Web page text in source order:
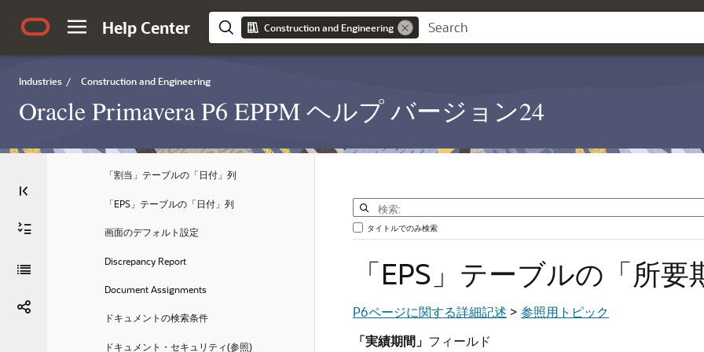
Help Center Construction and Engineering
Industries / Construction and Engineering
Oracle Primavera P6 EPPM ヘルプ バージョン24
「アクティビティ」テーブルの「コスト」
列
「割当」テーブルの「コスト」列
Critical Path Report
Cross Project Relationships
「アクティビティ」テーブルの「日付」列
「割当」テーブルの「日付」列
「EPS」テーブルの「日付」列
画面のデフォルト設定
Discrepancy Report
Document Assignments
ドキュメントの検索条件
ドキュメント・セキュリティ(参照)
タイトルでのみ検索
「EPS」テーブルの「所要
P6ページに関する詳細記述 > 参照用トピック
「実績期間」 フィールド